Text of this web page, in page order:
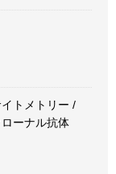
トメトリー /
ーナル抗体